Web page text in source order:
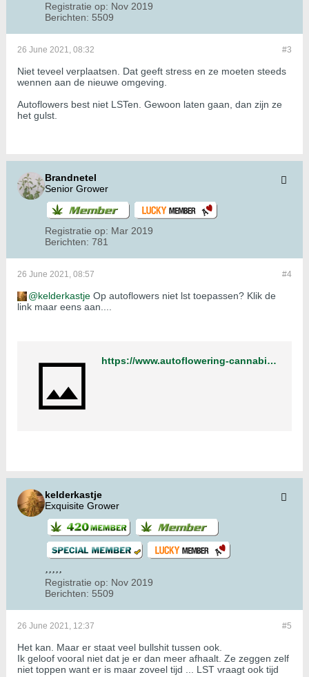
Registratie op: Nov 2019
Berichten: 5509
#3
26 June 2021, 08:32
Niet teveel verplaatsen. Dat geeft stress en ze moeten steeds
wennen aan de nieuwe omgeving.
Autoflowers best niet LSTen. Gewoon laten gaan, dan zijn ze
het gulst.
Brandnetel
Senior Grower
Registratie op: Mar 2019
Berichten: 781
#4
26 June 2021, 08:57
kelderkastje Op autoflowers niet lst toepassen? Klik de
link maar eens aan....
https://www.autoflowering-cannabis.com/autoflower-lst/
kelderkastje
Exquisite Grower
Registratie op: Nov 2019
Berichten: 5509
#5
26 June 2021, 12:37
Het kan. Maar er staat veel bullshit tussen ook.
Ik geloof vooral niet dat je er dan meer afhaalt. Ze zeggen zelf
niet toppen want er is maar zoveel tijd ... LST vraagt ook tijd